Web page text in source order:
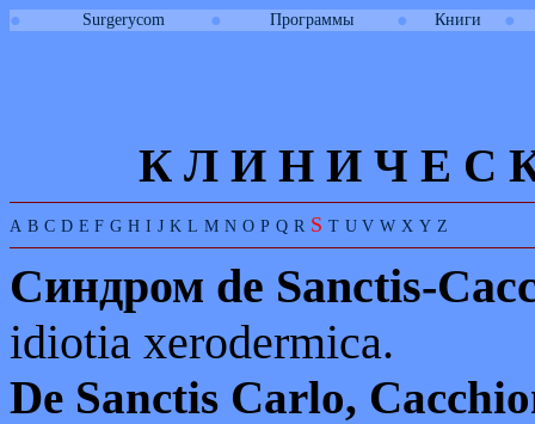
● Surgerycom ● Программы ● Книги ●
К Л И Н И Ч Е С
A B C D E F G H I J K L M N O P Q R S T U V W X Y Z
Синдром de Sanctis-
idiotia xerodermica.
De Sanctis Carlo,